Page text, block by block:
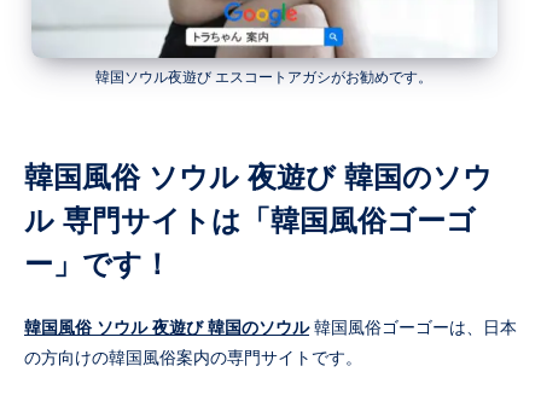
韓国ソウル夜遊び エスコートアガシがお勧めです。
韓国風俗 ソウル 夜遊び 韓国のソウ
ル 専門サイトは「韓国風俗ゴーゴ
ー」です！
韓国風俗 ソウル 夜遊び 韓国のソウル韓国風俗ゴーゴーは、日本
の方向けの韓国風俗案内の専門サイトです。